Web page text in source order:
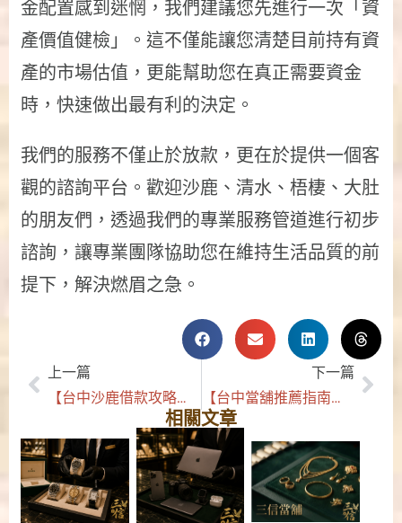
金配置感到迷惘，我們建議您先進行一次「資
產價值健檢」。這不僅能讓您清楚目前持有資
產的市場估值，更能幫助您在真正需要資金
時，快速做出最有利的決定。
我們的服務不僅止於放款，更在於提供一個客
觀的諮詢平台。歡迎沙鹿、清水、梧棲、大肚
的朋友們，透過我們的專業服務管道進行初步
諮詢，讓專業團隊協助您在維持生活品質的前
提下，解決燃眉之急。
上一篇
【台中沙鹿借款攻略】解析合法當舖的資產變現機制：如何透過「短期週轉」維持事業靈活度？
下一篇
【台中當舖推薦指南】為何在地職人指名沙鹿汽機車免留車借款？解析合法借貸的四大關鍵
相關文章